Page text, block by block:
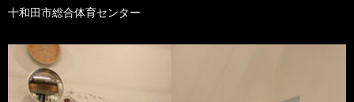
十和田市総合体育センター